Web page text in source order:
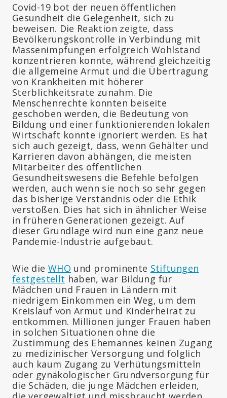
Covid-19 bot der neuen öffentlichen
Gesundheit die Gelegenheit, sich zu
beweisen. Die Reaktion zeigte, dass
Bevölkerungskontrolle in Verbindung mit
Massenimpfungen erfolgreich Wohlstand
konzentrieren konnte, während gleichzeitig
die allgemeine Armut und die Übertragung
von Krankheiten mit höherer
Sterblichkeitsrate zunahm. Die
Menschenrechte konnten beiseite
geschoben werden, die Bedeutung von
Bildung und einer funktionierenden lokalen
Wirtschaft konnte ignoriert werden. Es hat
sich auch gezeigt, dass, wenn Gehälter und
Karrieren davon abhängen, die meisten
Mitarbeiter des öffentlichen
Gesundheitswesens die Befehle befolgen
werden, auch wenn sie noch so sehr gegen
das bisherige Verständnis oder die Ethik
verstoßen. Dies hat sich in ähnlicher Weise
in früheren Generationen gezeigt. Auf
dieser Grundlage wird nun eine ganz neue
Pandemie-Industrie aufgebaut.
Wie die WHO und prominente Stiftungen
festgestellt haben, war Bildung für
Mädchen und Frauen in Ländern mit
niedrigem Einkommen ein Weg, um dem
Kreislauf von Armut und Kinderheirat zu
entkommen. Millionen junger Frauen haben
in solchen Situationen ohne die
Zustimmung des Ehemannes keinen Zugang
zu medizinischer Versorgung und folglich
auch kaum Zugang zu Verhütungsmitteln
oder gynäkologischer Grundversorgung für
die Schäden, die junge Mädchen erleiden,